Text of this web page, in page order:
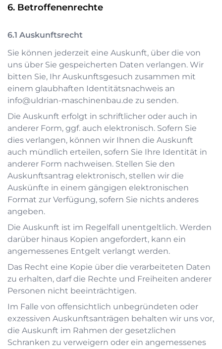
Betroffenenrechte
Auskunftsrecht
Sie können jederzeit eine Auskunft, über die von
uns über Sie gespeicherten Daten verlangen. Wir
bitten Sie, Ihr Auskunftsgesuch zusammen mit
einem glaubhaften Identitätsnachweis an
info@uldrian-maschinenbau.de zu senden.
Die Auskunft erfolgt in schriftlicher oder auch in
anderer Form, ggf. auch elektronisch. Sofern Sie
dies verlangen, können wir Ihnen die Auskunft
auch mündlich erteilen, sofern Sie Ihre Identität in
anderer Form nachweisen. Stellen Sie den
Auskunftsantrag elektronisch, stellen wir die
Auskünfte in einem gängigen elektronischen
Format zur Verfügung, sofern Sie nichts anderes
angeben.
Die Auskunft ist im Regelfall unentgeltlich. Werden
darüber hinaus Kopien angefordert, kann ein
angemessenes Entgelt verlangt werden.
Das Recht eine Kopie über die verarbeiteten Daten
zu erhalten, darf die Rechte und Freiheiten anderer
Personen nicht beeinträchtigen.
Im Falle von offensichtlich unbegründeten oder
exzessiven Auskunftsanträgen behalten wir uns vor,
die Auskunft im Rahmen der gesetzlichen
Schranken zu verweigern oder ein angemessenes